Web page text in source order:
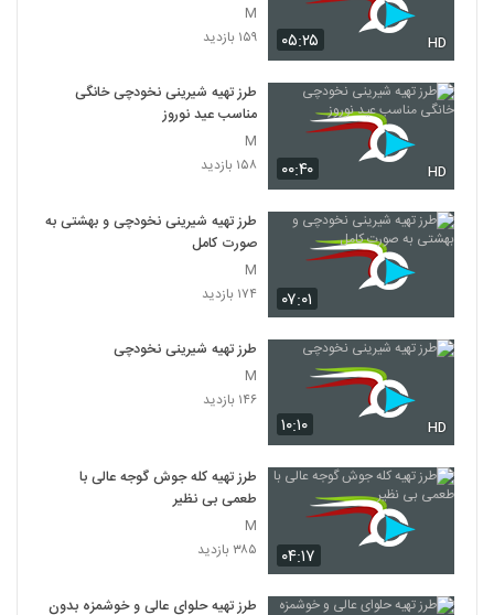
۰۵:۲۵ HD
M
۱۵۹ بازدید
۰۰:۴۰ HD
طرز تهیه شیرینی نخودچی خانگی
مناسب عید نوروز
M
۱۵۸ بازدید
۰۷:۰۱
طرز تهیه شیرینی نخودچی و بهشتی به
صورت کامل
M
۱۷۴ بازدید
۱۰:۱۰ HD
طرز تهیه شیرینی نخودچی
M
۱۴۶ بازدید
۰۴:۱۷
طرز تهیه کله جوش گوجه عالی با
طعمی بی نظیر
M
۳۸۵ بازدید
طرز تهیه حلوای عالی و خوشمزه بدون